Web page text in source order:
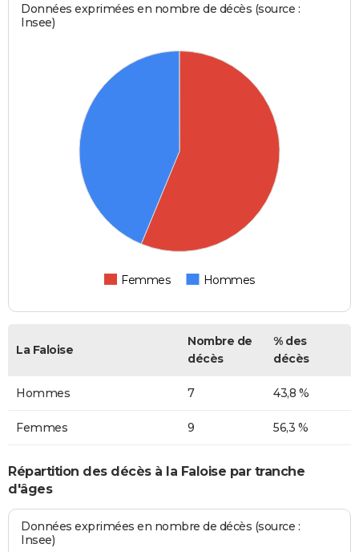
Données exprimées en nombre de décès (source :
Insee)
Femmes Hommes
La Faloise
Nombre de
décès
% des
décès
Hommes 7 43,8 %
Femmes 9 56,3 %
Répartition des décès à la Faloise par tranche
d'âges
Données exprimées en nombre de décès (source :
Insee)